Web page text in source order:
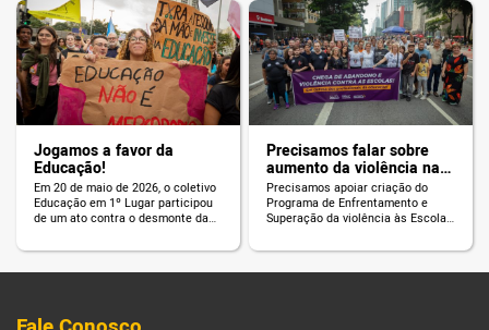
Jogamos a favor da
Educação!
Em 20 de maio de 2026, o coletivo
Educação em 1º Lugar participou
de um ato contra o desmonte da
Precisamos falar sobre
aumento da violência nas
escolas!
Precisamos apoiar criação do
Programa de Enfrentamento e
Superação da violência às Escolas